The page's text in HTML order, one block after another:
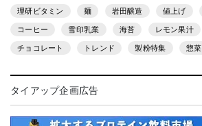
理研ビタミン 麺 岩田醸造 値上げ
コーヒー 雪印乳業 海苔 レモン果汁
チョコレート トレンド 製粉特集 惣菜
タイアップ企画広告